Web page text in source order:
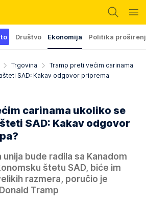
Društvo Ekonomija Politika
Trgovina
Tramp preti većim carinama
SAD: Kakav odgovor priprema
carinama ukoliko se
SAD: Kakav odgovor
bude radila sa Kanadom
štetu SAD, biće im
razmera, poručio je
Tramp